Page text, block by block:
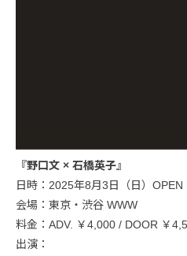
『野口文 × 石橋英子』
日時：2025年8月3日（日）
会場：東京・渋谷 WWW
料金：ADV. ￥4,000 / DOOR ￥
出演：